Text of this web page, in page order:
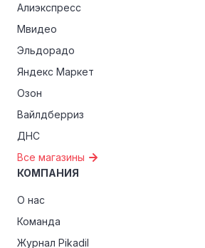
Алиэкспресс
Мвидео
Эльдорадо
Яндекс Маркет
Озон
Вайлдберриз
ДНС
Все магазины
КОМПАНИЯ
О нас
Команда
Журнал Pikadil